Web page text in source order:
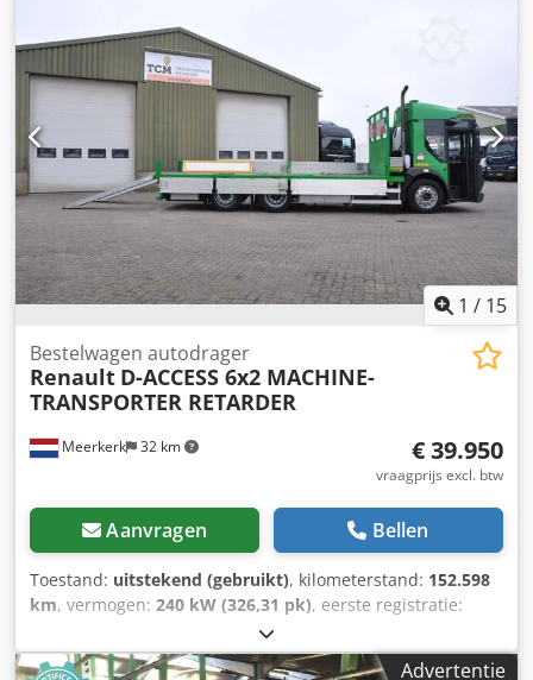
1 / 15
Meerkerk 32 km
Bestelwagen autodrager
Renault D-ACCESS 6x2 MACHINE-
TRANSPORTER RETARDER
€ 39.950
vraagprijs excl. btw
Aanvragen Bellen
Toestand: uitstekend (gebruikt), kilometerstand: 152.598
km, vermogen: 240 kW (326,31 pk), eerste registratie:
diesel
22.5, asconfiguratie:6x2, wielbasis:5.350 mm, brandstof:
Advertentie